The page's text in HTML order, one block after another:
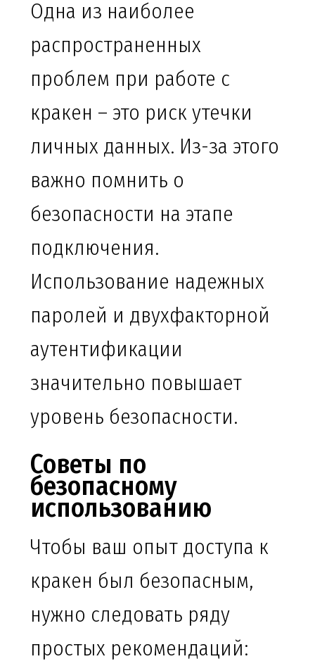
Одна из наиболее
распространенных
проблем при работе с
кракен – это риск утечки
личных данных. Из-за этого
важно помнить о
безопасности на этапе
подключения.
Использование надежных
паролей и двухфакторной
аутентификации
значительно повышает
уровень безопасности.
Советы по
безопасному
использованию
Чтобы ваш опыт доступа к
кракен был безопасным,
нужно следовать ряду
простых рекомендаций: